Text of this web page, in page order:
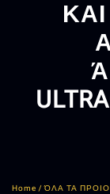
Home /ΌΛΑ ΤΑ